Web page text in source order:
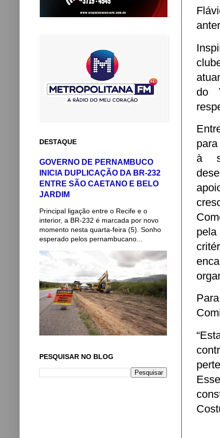
do
à
pela
DESTAQUE
GOVERNO DE PERNAMBUCO
INICIA DUPLICAÇÃO DA BR-232
ENTRE SÃO CAETANO E BELO
JARDIM
Principal ligação entre o Recife e o
interior, a BR-232 é marcada por novo
momento nesta quarta-feira (5). Sonho
esperado pelos pernambucano...
PESQUISAR NO BLOG